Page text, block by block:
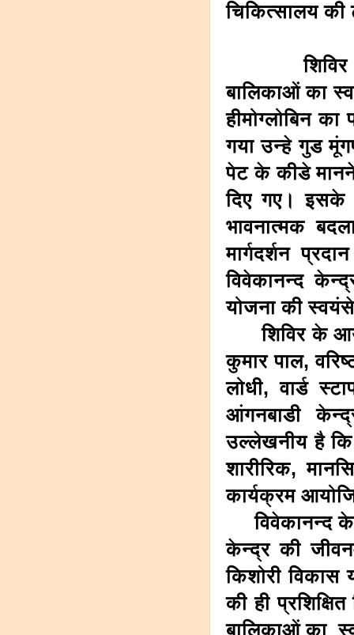
चिकित्सालय
शिविर में
बालिकाओं का
हीमोग्लोबिन
गया उन्हे गुड
पेट के कीडे
दिए गए। इसके
भावनात्मक
मार्गदर्शन
विवेकानन्द
योजना की
शिविर के
कुमार पाल,
लोधी, वार्ड
आंगनबाडी
उल्लेखनीय है कि
शारीरिक,
कार्यक्रम
विवेकानन्द
केन्द्र की
किशोरी विकास
की ही
बालिकाओं का